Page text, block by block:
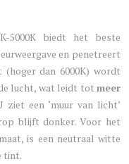
5000K biedt het beste
en penetreert
dan 6000K) wordt
lucht, wat leidt tot meer
ziet een ‘muur van licht’
blijft donker. Voor het
is een neutraal witte
tint.